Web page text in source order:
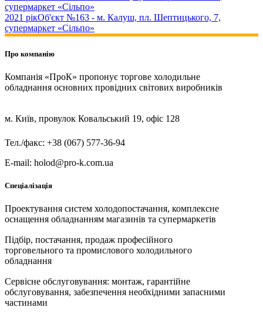
супермаркет «Сільпо»
2021 рікОб'єкт №163 - м. Калуш, пл. Шептицького, 7,
супермаркет «Сільпо»
Про компанію
Компанія «ПроК» пропонує торгове холодильне
обладнання основних провідних світових виробників
м. Київ, провулок Ковальський 19, офіс 128
Тел./факс: +38 (067) 577-36-94
E-mail: holod@pro-k.com.ua
Спеціалізація
Проектування систем холодопостачання, комплексне
оснащення обладнанням магазинів та супермаркетів
Підбір, постачання, продаж професійного
торговельного та промислового холодильного
обладнання
Сервісне обслуговування: монтаж, гарантійне
обслуговування, забезпечення необхідними запасними
частинами